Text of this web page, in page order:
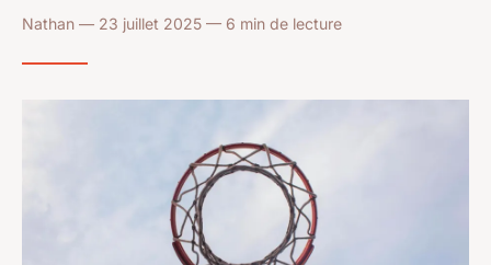
Nathan — 23 juillet 2025 — 6 min de lecture